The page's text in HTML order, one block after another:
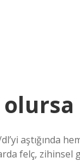
aştığında
felç, zihinsel